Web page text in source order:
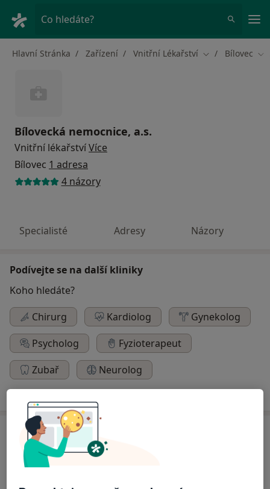
Co hledáte?
Hlavní Stránka Zařízení Vnitřní Lékařství Změna města
Bílovec
Bílovecká nemocnice, a.s.
Vnitřní lékařstvíVíce
Bílovec 1 adresa
4 názory
Specialisté Adresy Názory
Podívejte se na další kliniky
Koho hledáte?
Chirurg
Kardiolog
Gynekolog
Psycholog
Fyzioterapeut
Zubař
Neurolog
Specialisté
Internista